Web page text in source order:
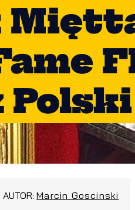
Polski
AUTOR:Marcin Goscinski